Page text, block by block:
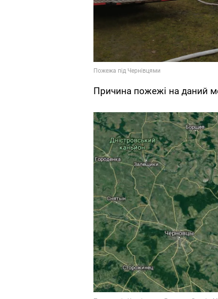
Причина пожежі на даний